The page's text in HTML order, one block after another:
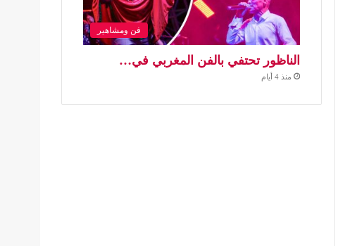
فن ومشاهير
الناظور تحتفي بالفن المغربي في…
منذ 4 أيام